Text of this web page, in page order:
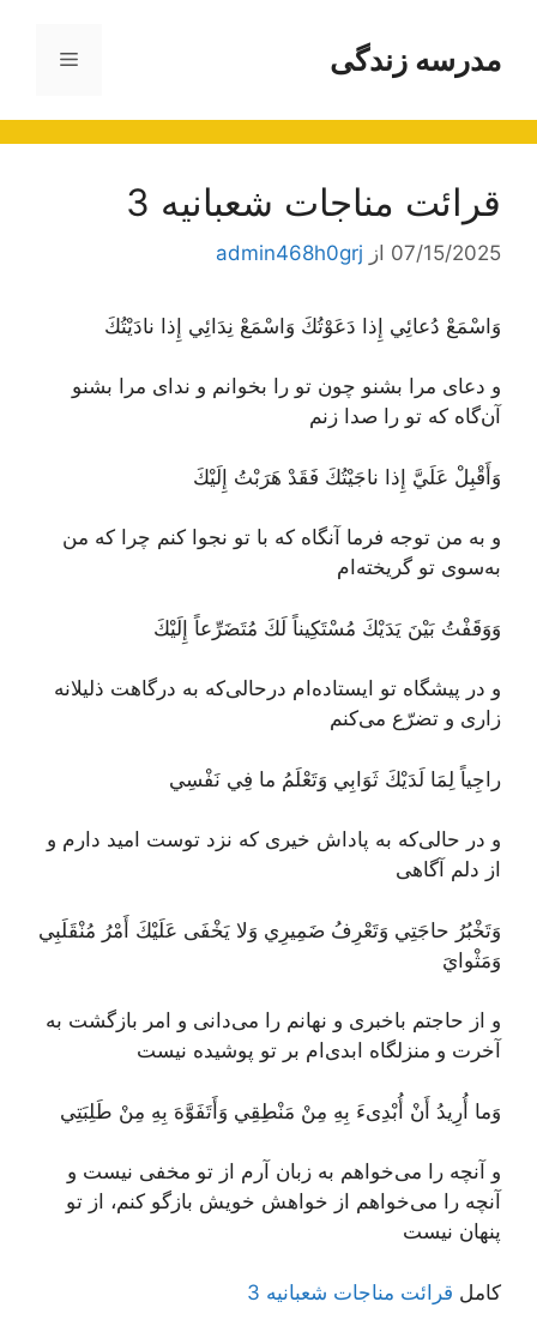
محتوامدرسه زندگی فهرست
قرائت مناجات شعبانیه 3
07/15/2025 از admin468h0grj
وَاسْمَعْ دُعائِي إِذا دَعَوْتُكَ وَاسْمَعْ نِدَائِي إِذا نادَيْتُكَ
و دعای مرا بشنو چون تو را بخوانم و ندای مرا بشنو
آن‌گاه که تو را صدا زنم
وَأَقْبِلْ عَلَيَّ إِذا ناجَيْتُكَ فَقَدْ هَرَبْتُ إِلَيْكَ
و به من توجه فرما آنگاه که با تو نجوا کنم چرا که من
به‌سوی تو گریخته‌ام
وَوَقَفْتُ بَيْنَ يَدَيْكَ مُسْتَكِيناً لَكَ مُتَضَرِّعاً إِلَيْكَ
و در پیشگاه تو ایستاده‌ام درحالی‌که به درگاهت ذلیلانه
زاری و تضرّع می‌کنم
راجِياً لِمَا لَدَيْكَ ثَوَابِي وَتَعْلَمُ ما فِي نَفْسِي
و در حالی‌که به پاداش خیری که نزد توست امید دارم و
از دلم آگاهی
وَتَخْبُرُ حاجَتِي وَتَعْرِفُ ضَمِيرِي وَلا يَخْفَى عَلَيْكَ أَمْرُ مُنْقَلَبِي
وَمَثْوايَ
و از حاجتم باخبری و نهانم را می‌دانی و امر بازگشت به
آخرت و منزلگاه ابدی‌ام بر تو پوشیده نیست
وَما أُرِيدُ أَنْ أُبْدِىءَ بِهِ مِنْ مَنْطِقِي وَأَتَفَوَّهَ بِهِ مِنْ طَلِبَتِي
و آنچه را می‌خواهم به زبان آرم از تو مخفی نیست و
آنچه را می‌خواهم از خواهش خویش بازگو کنم، از تو
پنهان نیست
کامل قرائت مناجات شعبانیه 3